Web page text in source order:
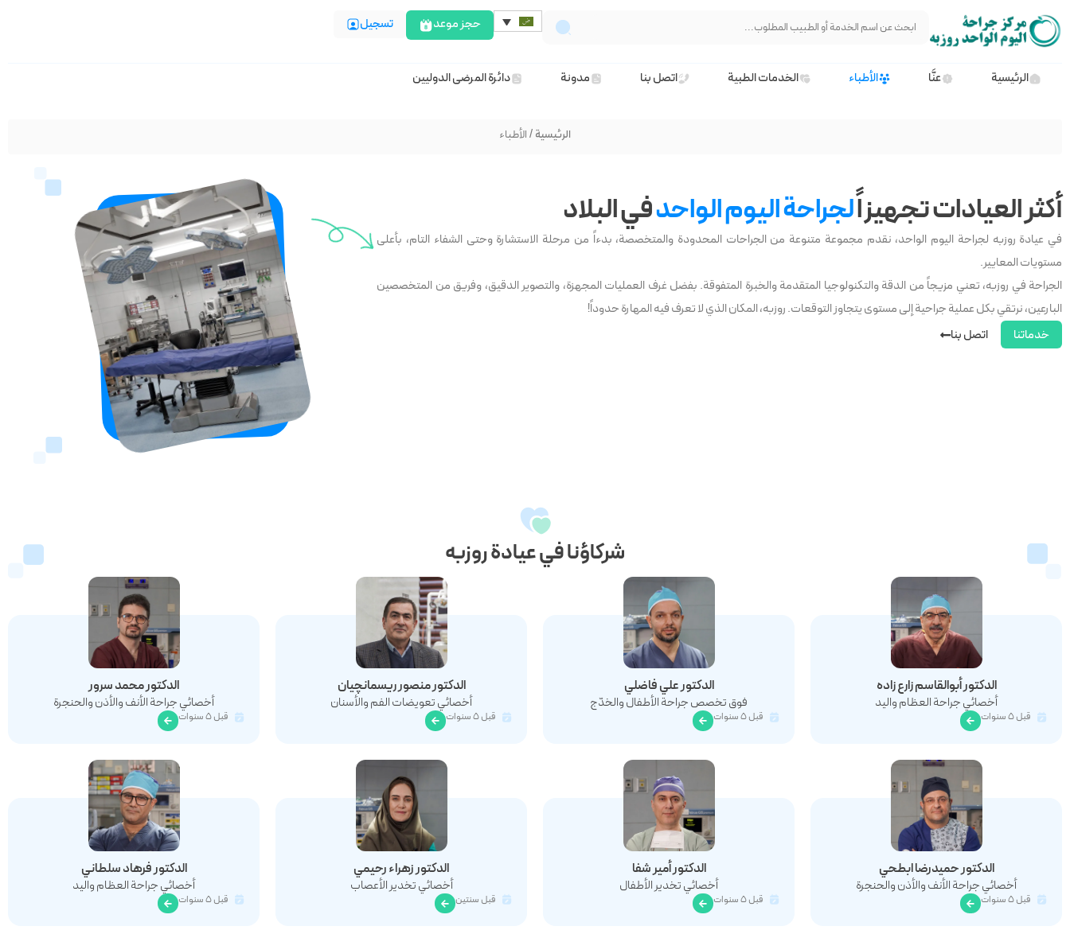
حجز موعد تسجيل
الرئيسية عنَّا الأطباء الخدمات الطبية اتصل بنا مدونة دائرة المرضى الدوليين
/ الأطباء
أكثر العيادات تجهيزاًلجراحة اليوم الواحدفي البلاد
في عيادة روزبه لجراحة اليوم الواحد، نقدم مجموعة متنوعة من الجراحات المحدودة والمتخصصة، بدءاً من مرحلة الاستشارة وحتى الشفاء التام، بأعلى
مستويات المعايير.
الجراحة في روزبه، تعني مزيجاً من الدقة والتكنولوجيا المتقدمة والخبرة المتفوقة. بفضل غرف العمليات المجهزة، والتصوير الدقيق، وفريق من المتخصصين
البارعين، نرتقي بكل عملية جراحية إلى مستوى يتجاوز التوقعات. روزبه، المكان الذي لا تعرف فيه المهارة حدوداً!
خدماتنا
اتصل بنا
شركاؤنا في عيادة روزبه
الدکتور أبوالقاسم زارع زاده
أخصائي جراحة العظام واليد
قبل ٥ سنوات
الدکتور علي فاضلي
فوق تخصص جراحة الأطفال والخدّج
قبل ٥ سنوات
الدکتور منصور ریسمانچیان
أخصائي تعويضات الفم والأسنان
قبل ٥ سنوات
الدکتور محمد سرور
أخصائي جراحة الأنف والأذن والحنجرة
قبل ٥ سنوات
الدکتور حمیدرضا ابطحي
أخصائي جراحة الأنف والأذن والحنجرة
قبل ٥ سنوات
الدکتور أمير شفا
أخصائي تخدير الأطفال
قبل ٥ سنوات
الدکتور زهراء رحیمي
أخصائي تخدير الأعصاب
قبل سنتين
الدکتور فرهاد سلطاني
أخصائي جراحة العظام واليد
قبل ٥ سنوات